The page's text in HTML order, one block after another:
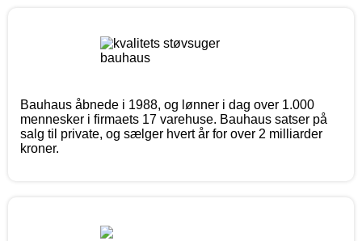
Bauhaus åbnede i 1988, og lønner i dag over 1.000
mennesker i firmaets 17 varehuse. Bauhaus satser på
salg til private, og sælger hvert år for over 2 milliarder
kroner.